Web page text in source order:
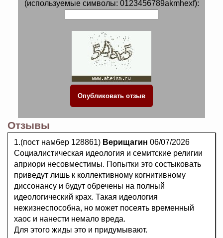
(используемые символы: 0123456789akmhexf):
Отзывы
1.(пост намбер 128861) Верищагин 06/07/2026
Социалистическая идеология и семитские религии
априори несовместимы. Попытки это состыковать
приведут лишь к коллективному когнитивному
диссонансу и будут обречены на полный
идеологический крах. Такая идеология
нежизнеспособна, но может посеять временный
хаос и нанести немало вреда.
Для этого жиды это и придумывают.